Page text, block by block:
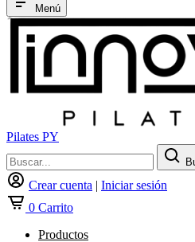
Menú
Pilates PY
Crear cuenta | Iniciar sesión
0 Carrito
Productos